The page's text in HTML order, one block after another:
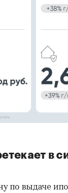
в
по выдаче